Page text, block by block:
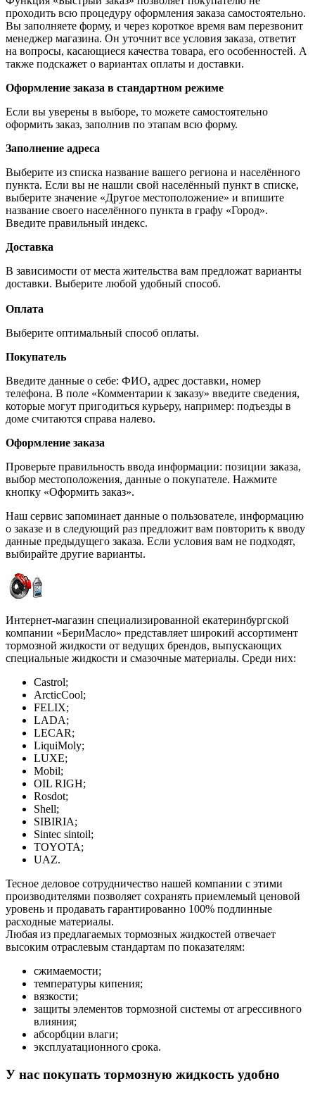
проходить всю процедуру оформления заказа самостоятельно.
Вы заполняете форму, и через короткое время вам перезвонит
менеджер магазина. Он уточнит все условия заказа, ответит
на вопросы, касающиеся качества товара, его особенностей. А
также подскажет о вариантах оплаты и доставки.
Оформление заказа в стандартном режиме
Если вы уверены в выборе, то можете самостоятельно
оформить заказ, заполнив по этапам всю форму.
Заполнение адреса
Выберите из списка название вашего региона и населённого
пункта. Если вы не нашли свой населённый пункт в списке,
выберите значение «Другое местоположение» и впишите
название своего населённого пункта в графу «Город».
Введите правильный индекс.
Доставка
В зависимости от места жительства вам предложат варианты
доставки. Выберите любой удобный способ.
Оплата
Выберите оптимальный способ оплаты.
Покупатель
Введите данные о себе: ФИО, адрес доставки, номер
телефона. В поле «Комментарии к заказу» введите сведения,
которые могут пригодиться курьеру, например: подъезды в
доме считаются справа налево.
Оформление заказа
Проверьте правильность ввода информации: позиции заказа,
выбор местоположения, данные о покупателе. Нажмите
кнопку «Оформить заказ».
Наш сервис запоминает данные о пользователе, информацию
о заказе и в следующий раз предложит вам повторить к вводу
данные предыдущего заказа. Если условия вам не подходят,
выбирайте другие варианты.
Интернет-магазин специализированной екатеринбургской
компании «БериМасло» представляет широкий ассортимент
тормозной жидкости от ведущих брендов, выпускающих
специальные жидкости и смазочные материалы. Среди них:
Castrol;
ArcticCool;
FELIX;
LADA;
LECAR;
LiquiMoly;
LUXE;
Mobil;
OIL RIGH;
Rosdot;
Shell;
SIBIRIA;
Sintec sintoil;
TOYOTA;
UAZ.
Тесное деловое сотрудничество нашей компании с этими
производителями позволяет сохранять приемлемый ценовой
уровень и продавать гарантированно 100% подлинные
расходные материалы.
Любая из предлагаемых тормозных жидкостей отвечает
высоким отраслевым стандартам по показателям:
сжимаемости;
температуры кипения;
вязкости;
защиты элементов тормозной системы от агрессивного
влияния;
абсорбции влаги;
эксплуатационного срока.
У нас покупать тормозную жидкость удобно